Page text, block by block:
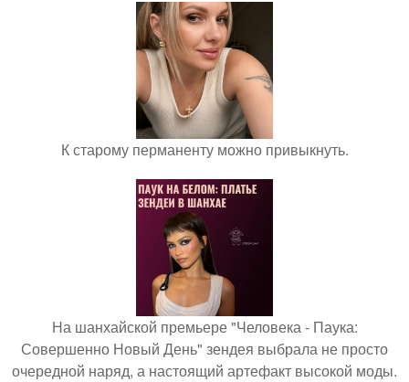
К старому перманенту можно привыкнуть.
На шанхайской премьере "Человека - Паука:
Совершенно Новый День" зендея выбрала не просто
очередной наряд, а настоящий артефакт высокой моды.